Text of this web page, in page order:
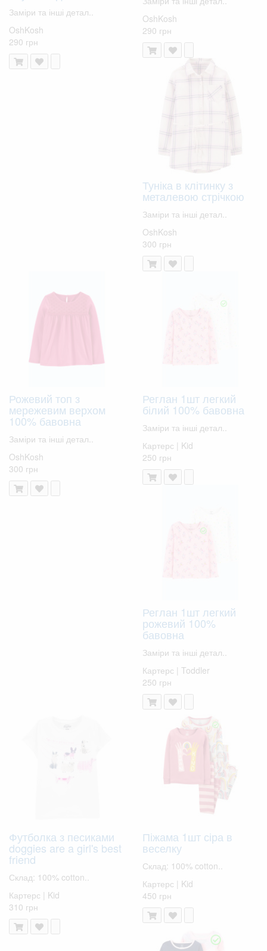
Заміри та інші детал..
OshKosh
290 грн
OshKosh
290 грн
Туніка в клітинку з
металевою стрічкою
Заміри та інші детал..
OshKosh
300 грн
Рожевий топ з
мережевим верхом
100% бавовна
Заміри та інші детал..
OshKosh
300 грн
Реглан 1шт легкий
білий 100% бавовна
Заміри та інші детал..
Картерс | Kid
250 грн
Реглан 1шт легкий
рожевий 100%
бавовна
Заміри та інші детал..
Картерс | Toddler
250 грн
Футболка з песиками
doggies are a girl's best
friend
Склад: 100% cotton..
Картерс | Kid
310 грн
Піжама 1шт сіра в
веселку
Склад: 100% cotton..
Картерс | Kid
450 грн